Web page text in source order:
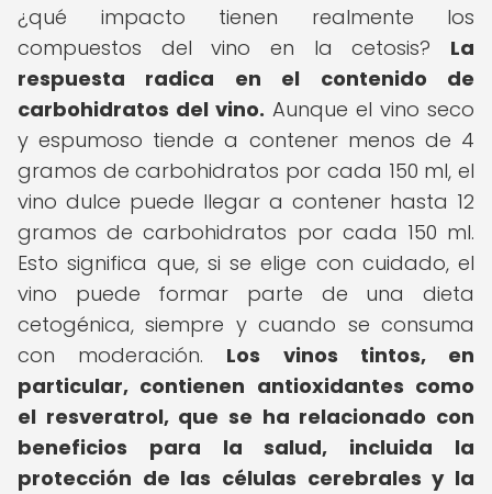
¿qué impacto tienen realmente los
compuestos del vino en la cetosis? La
respuesta radica en el contenido de
carbohidratos del vino. Aunque el vino seco
y espumoso tiende a contener menos de 4
gramos de carbohidratos por cada 150 ml, el
vino dulce puede llegar a contener hasta 12
gramos de carbohidratos por cada 150 ml.
Esto significa que, si se elige con cuidado, el
vino puede formar parte de una dieta
cetogénica, siempre y cuando se consuma
con moderación. Los vinos tintos, en
particular, contienen antioxidantes como
el resveratrol, que se ha relacionado con
beneficios para la salud, incluida la
protección de las células cerebrales y la